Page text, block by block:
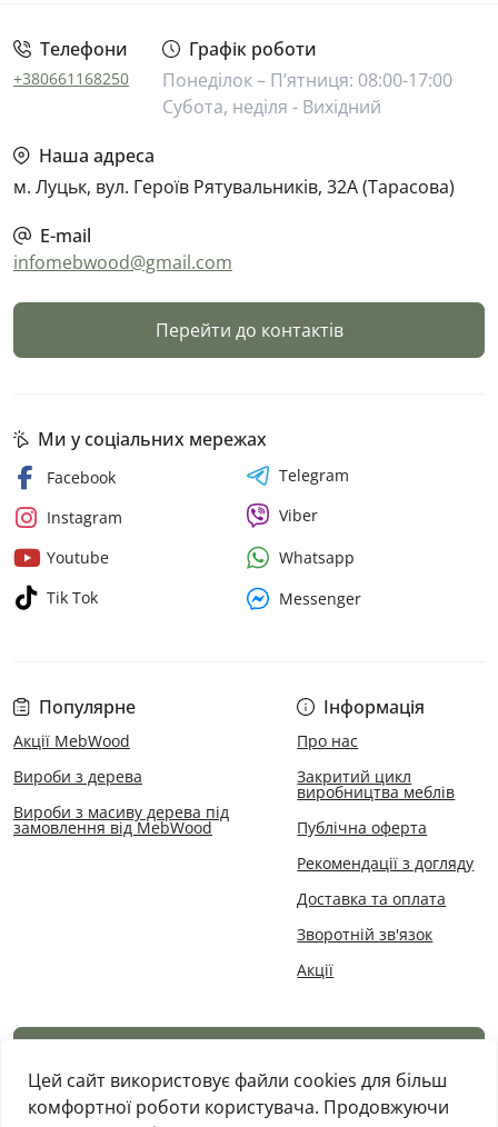
Телефони
+380661168250
Графік роботи
Понеділок – П’ятниця: 08:00-17:00
Субота, неділя - Вихідний
Наша адреса
м. Луцьк, вул. Героїв Рятувальників, 32А (Тарасова)
E-mail
infomebwood@gmail.com
Перейти до контактів
Популярне
Акції MebWood
Вироби з дерева
Вироби з масиву дерева під
замовлення від MebWood
Інформація
Про нас
Закритий цикл
виробництва меблів
Публічна оферта
Рекомендації з догляду
Доставка та оплата
Зворотній зв'язок
Акції
Ми у соціальних мережах
Facebook
Instagram
Youtube
Tik Tok
Telegram
Viber
Whatsapp
Messenger
Цей сайт використовує файли cookies для більш
комфортної роботи користувача. Продовжуючи